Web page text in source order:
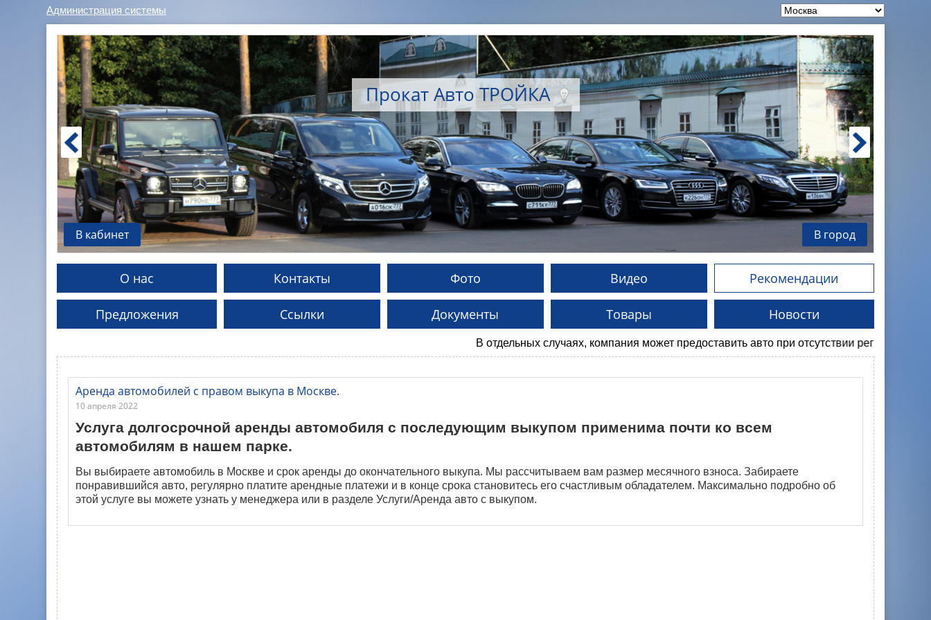
Администрация системы
В кабинет В город
Прокат Авто ТРОЙКА
О нас Контакты Фото Видео Рекомендации
Предложения Ссылки Документы Товары Новости
В отдельных случаях, компания может предоставить авто при отсутствии регистрации. Мы
Аренда автомобилей с правом выкупа в Москве.
10 апреля 2022
Услуга долгосрочной аренды автомобиля с последующим выкупом применима почти ко вcем
автомобилям в нашем парке.
Вы выбираете автомобиль в Москве и срок аренды до окончательного выкупа. Мы рассчитываем вам размер месячного взноса. Забираете
понравившийся авто, регулярно платите арендные платежи и в конце срока становитесь его счастливым обладателем. Максимально подробно об
этой услуге вы можете узнать у менеджера или в разделе Услуги/Аренда авто с выкупом.